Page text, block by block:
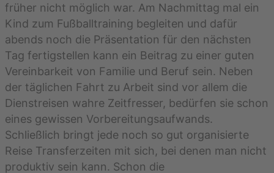
früher nicht möglich war. Am Nachmittag mal ein
Kind zum Fußballtraining begleiten und dafür
abends noch die Präsentation für den nächsten
Tag fertigstellen kann ein Beitrag zu einer guten
Vereinbarkeit von Familie und Beruf sein. Neben
der täglichen Fahrt zu Arbeit sind vor allem die
Dienstreisen wahre Zeitfresser, bedürfen sie schon
eines gewissen Vorbereitungsaufwands.
Schließlich bringt jede noch so gut organisierte
Reise Transferzeiten mit sich, bei denen man nicht
produktiv sein kann. Schon die